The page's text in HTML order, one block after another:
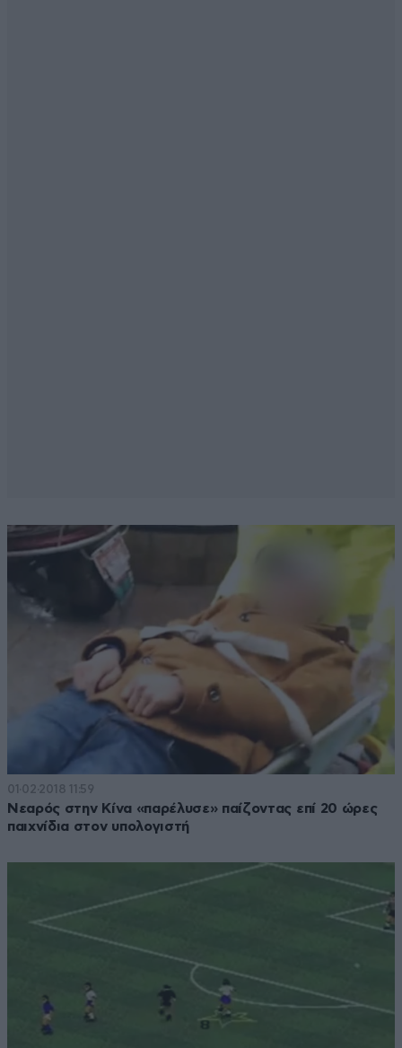
01·02·2018 11:59
Νεαρός στην Κίνα «παρέλυσε» παίζοντας επί 20 ώρες
παιχνίδια στον υπολογιστή